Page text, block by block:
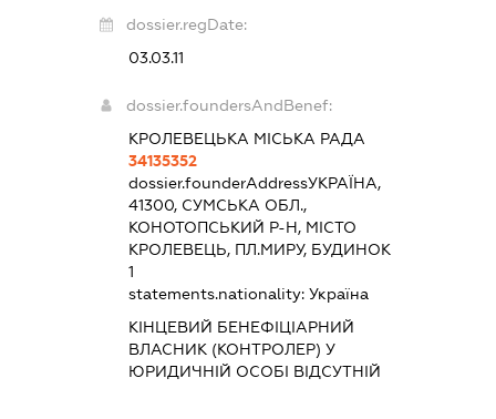
dossier.regDate:
03.03.11
dossier.foundersAndBenef:
КРОЛЕВЕЦЬКА МІСЬКА РАДА
34135352
dossier.founderAddressУКРАЇНА,
41300, СУМСЬКА ОБЛ.,
КОНОТОПСЬКИЙ Р-Н, МІСТО
КРОЛЕВЕЦЬ, ПЛ.МИРУ, БУДИНОК
1
statements.nationality: Україна
КІНЦЕВИЙ БЕНЕФІЦІАРНИЙ
ВЛАСНИК (КОНТРОЛЕР) У
ЮРИДИЧНІЙ ОСОБІ ВІДСУТНІЙ